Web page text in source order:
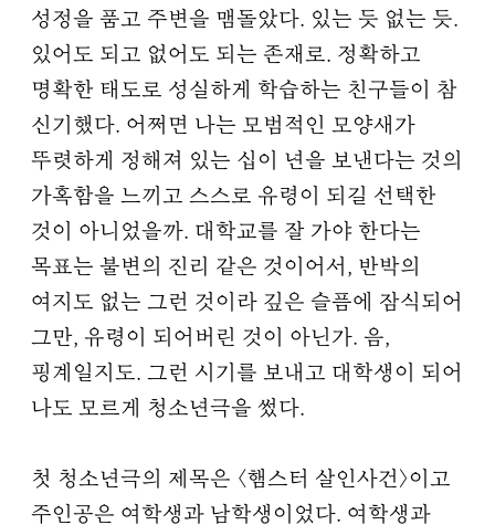
성정을 품고 주변을 맴돌았다. 있는 듯 없는 듯.
있어도 되고 없어도 되는 존재로. 정확하고
명확한 태도로 성실하게 학습하는 친구들이 참
신기했다. 어쩌면 나는 모범적인 모양새가
뚜렷하게 정해져 있는 십이 년을 보낸다는 것의
가혹함을 느끼고 스스로 유령이 되길 선택한
것이 아니었을까. 대학교를 잘 가야 한다는
목표는 불변의 진리 같은 것이어서, 반박의
여지도 없는 그런 것이라 깊은 슬픔에 잠식되어
그만, 유령이 되어버린 것이 아닌가. 음,
핑계일지도. 그런 시기를 보내고 대학생이 되어
나도 모르게 청소년극을 썼다.
첫 청소년극의 제목은 〈햄스터 살인사건〉이고
주인공은 여학생과 남학생이었다. 여학생과